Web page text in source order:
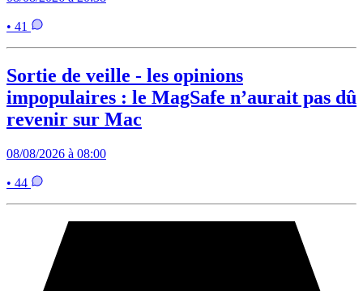
• 41
Sortie de veille - les opinions
impopulaires : le MagSafe n’aurait pas dû
revenir sur Mac
08/08/2026 à 08:00
• 44